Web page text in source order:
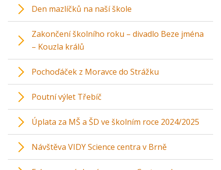
Den mazlíčků na naší škole
Zakončení školního roku – divadlo Beze jména
– Kouzla králů
Pochoďáček z Moravce do Strážku
Poutní výlet Třebíč
Úplata za MŠ a ŠD ve školním roce 2024/2025
Návštěva VIDY Science centra v Brně